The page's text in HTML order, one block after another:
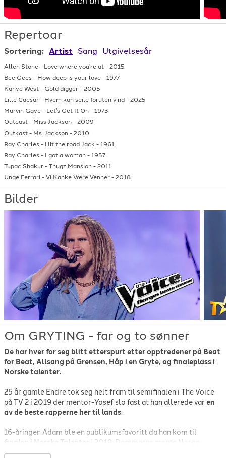
Repertoar
Sortering: Artist Sang Utgivelsesår
Allen Stone - Love where you're at - 2015
Bee Gees - How deep is your love - 1977
Kanye West - Gold digger - 2005
Lille Caesar - Hvem kan seile foruten vind - 2025
Marvin Gaye - Let's Get It On - 1973
Outcast - Miss Jackson - 2009
Outkast - Ms. Jackson - 2010
Ray Charles - Hit the road Jack - 1961
Ray Charles - I got a woman - 1957
Tupac Shakur - Thugz Mansion - 2011
Unge Ferrari - Vi Kanke Være Venner - 2018
Bilder
Om GRYTING - far og to sønner
De har hver for seg blitt etterspurt etter opptredener på Beat
for Beat, Allsang på Grensen, Håp i en Gryte, og finaleplass i
Norske talenter.
25 år gamle Endre tok seg helt fram til semifinalen i The Voice
på TV 2 i 2019 der mentor-Yosef slo fast at han allerede varen
av de beste rapperne her til lands.
16-åringen Adam ble en publikumsfavoritt da han kom til
finalen i Norske Talenter
i 2019. Dommerne mente Norge
hadde fått en ny stjerne og sammenlignet ham med både